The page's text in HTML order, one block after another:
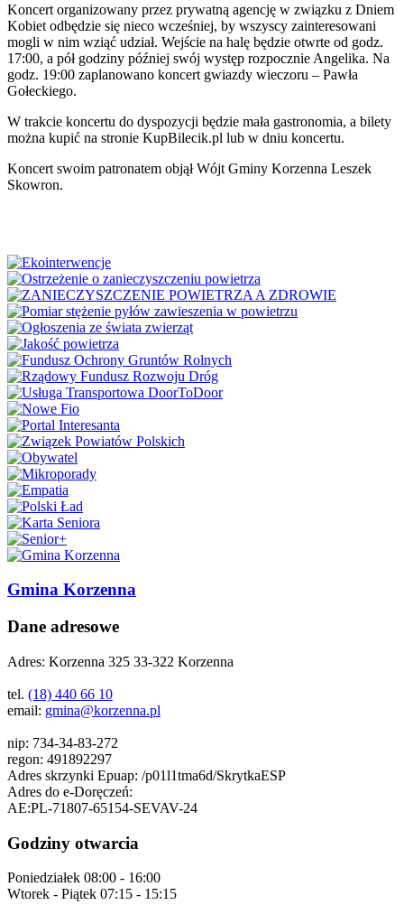
Koncert organizowany przez prywatną agencję w związku z Dniem
Kobiet odbędzie się nieco wcześniej, by wszyscy zainteresowani
mogli w nim wziąć udział. Wejście na halę będzie otwrte od godz.
17:00, a pół godziny później swój występ rozpocznie Angelika. Na
godz. 19:00 zaplanowano koncert gwiazdy wieczoru – Pawła
Gołeckiego.
W trakcie koncertu do dyspozycji będzie mała gastronomia, a bilety
można kupić na stronie KupBilecik.pl lub w dniu koncertu.
Koncert swoim patronatem objął Wójt Gminy Korzenna Leszek
Skowron.
Gmina Korzenna
Dane adresowe
Adres: Korzenna 325 33-322 Korzenna
tel. (18) 440 66 10
email: gmina@korzenna.pl
nip: 734-34-83-272
regon: 491892297
Adres skrzynki Epuap: /p01l1tma6d/SkrytkaESP
Adres do e-Doręczeń:
AE:PL-71807-65154-SEVAV-24
Godziny otwarcia
Poniedziałek 08:00 - 16:00
Wtorek - Piątek 07:15 - 15:15